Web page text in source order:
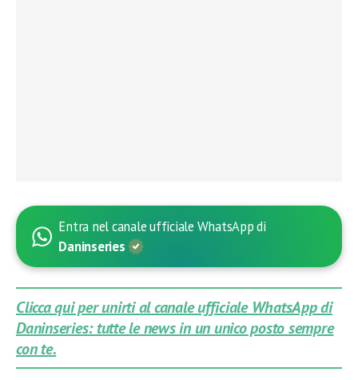
Entra nel canale ufficiale WhatsApp di
Daninseries
Clicca qui per unirti al canale ufficiale WhatsApp di
Daninseries: tutte le news in un unico posto sempre
con te.